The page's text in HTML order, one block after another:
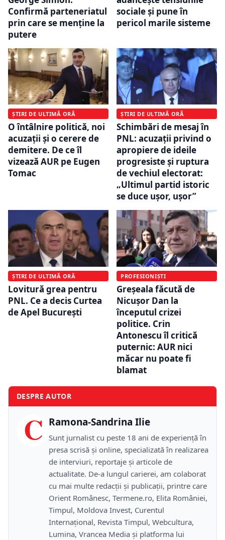
Confirmă parteneriatul
prin care se menține la
putere
sociale și pune în
pericol marile sisteme
ȘTIRI DE ULTIMĂ ORĂ
O întâlnire politică, noi
acuzații și o cerere de
demitere. De ce îl
vizează AUR pe Eugen
Tomac
ȘTIRI DE ULTIMĂ ORĂ
Schimbări de mesaj în
PNL: acuzații privind o
apropiere de ideile
progresiste și ruptura
de vechiul electorat:
„Ultimul partid istoric
se duce ușor, ușor”
ȘTIRI DE ULTIMĂ ORĂ
Lovitură grea pentru
PNL. Ce a decis Curtea
de Apel București
PROFESIONIȘTI
Greșeala făcută de
Nicușor Dan la
începutul crizei
politice. Crin
Antonescu îl critică
puternic: AUR nici
măcar nu poate fi
blamat
DESPRE AUTOR
C Ramona-Sandrina Ilie
Sunt jurnalist cu peste 18 ani de experiență în
presa scrisă și online, specializată în realizarea
de interviuri, reportaje și articole de
actualitate. De-a lungul carierei, am colaborat
cu mai multe redacții și publicații, printre care
Orient Românesc, Termene.ro, Elita României,
Timpul, Moldova Invest, Curentul
Internațional, Revista Timpul, Webcultura,
Lumina, Vrancea Media și platforma lui